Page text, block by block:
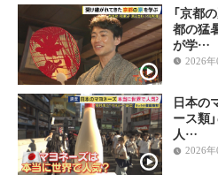
「京都
都の猛
が学…
2026年
日本の
ース類
人…
2026年